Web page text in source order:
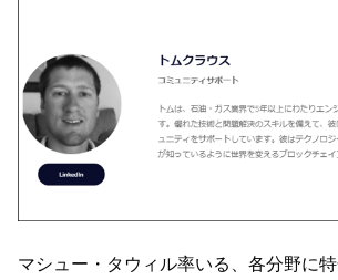
マシュー・タウィル率いる、各分野に